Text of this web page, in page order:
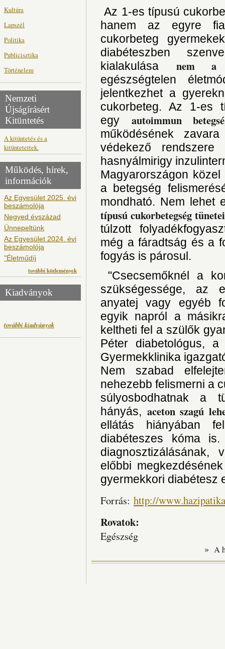
Kultúra
Lapszél
Politika
Publicisztika
Történelem
Nemzeti
Újságírásért
Kitüntetés
A kitüntetés és a
kitüntetettek.
Működés, hírek,
információk
Az Egyesület 2025. évi
beszámolója
Negyed évszázad
Ünnepeltünk
Az Egyesület 2024. évi
beszámolója
"Életműdíj
további közlemények
Kiadványok
további kiadványok
Az 1-es típusú
hanem az egyre
cukorbeteg
diabéteszben
kialakulása nem a
egészségtelen
jelentkezhet a
cukorbeteg. Az 1-es
egy autoimmun
működésének
védekező
hasnyálmirigy
Magyarországon
a betegség
mondható. Nem lehet
típusú cukorbetegség tünetei
túlzott
még a fáradtság és a
fogyás is párosul.
"Csecsemőknél a
szükségessége, az
anyatej vagy egyéb
egyik napról a
keltheti fel a szülők
Péter diabetológus,
Gyermekklinika
Nem szabad
nehezebb felismerni a
súlyosbodhatnak a
hányás, aceton szagú
ellátás hiányában
diabéteszes kóma
diagnosztizálásának,
előbbi
gyermekkori diabétesz
Forrás: http://
Rovatok:
Egészség
» A